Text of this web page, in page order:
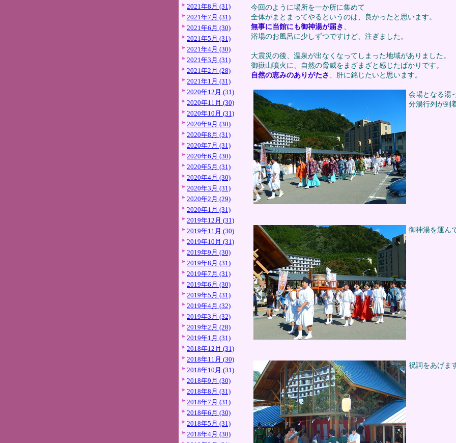
2021年8月 (31)
2021年7月 (31)
2021年6月 (30)
2021年5月 (31)
2021年4月 (30)
2021年3月 (31)
2021年2月 (28)
2021年1月 (31)
2020年12月 (31)
2020年11月 (30)
2020年10月 (31)
2020年9月 (30)
2020年8月 (31)
2020年7月 (31)
2020年6月 (30)
2020年5月 (31)
2020年4月 (30)
2020年3月 (31)
2020年2月 (29)
2020年1月 (31)
2019年12月 (31)
2019年11月 (30)
2019年10月 (31)
2019年9月 (30)
2019年8月 (31)
2019年7月 (31)
2019年6月 (30)
2019年5月 (31)
2019年4月 (32)
2019年3月 (32)
2019年2月 (28)
2019年1月 (31)
2018年12月 (31)
2018年11月 (30)
2018年10月 (31)
2018年9月 (30)
2018年8月 (31)
2018年7月 (31)
2018年6月 (30)
2018年5月 (31)
2018年4月 (30)
今回のように場所を一か所に集めて
全体がまとまってやるというのは、良かったと思います。
無事に当館にも御神湯が届き
浴場のお風呂に少しずつですけど、注ぎました。
大震災の後、温泉が出なくなってしまった地域がありました。
御嶽山噴火に、自然の脅威をまざまざと感じたばかりです。
自然の恵みのありがたさ
、肝に銘じたいと思います。
会場となる湯
分湯行列が到
御神湯を運ん
祝詞をあげま